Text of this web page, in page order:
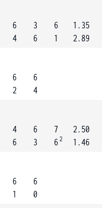
6
4
3
6
6
1
1.35
2.89
6
2
6
4
4
6
6
3
7
62
2.50
1.46
6
1
6
0